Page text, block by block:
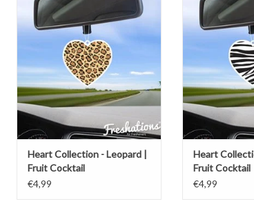
Love Collectie - Leopard hartje |
Fruit Cocktail
TOEVOEGEN AAN WINKELWAGEN
Heart Collection - Leopard |
Fruit Cocktail
€4,99
Love Collectie -
TOEVOEGEN
Heart
Fruit Cocktail
€4,99